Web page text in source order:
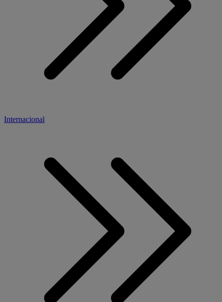
Internacional